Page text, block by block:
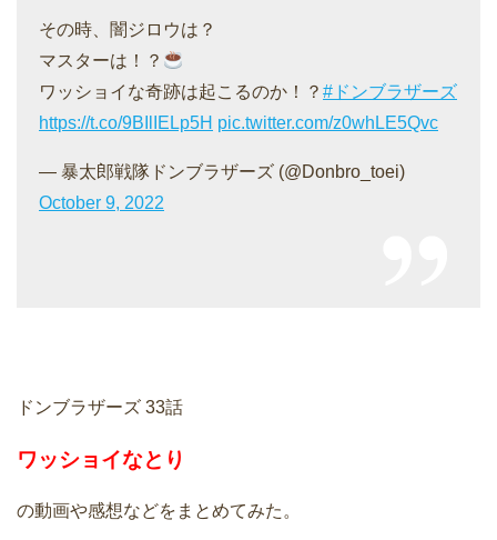
その時、闇ジロウは？
マスターは！？
ワッショイな奇跡は起こるのか！？ #ドンブラザーズ
https://t.co/9BIlIELp5H pic.twitter.com/z0whLE5Qvc
— 暴太郎戦隊ドンブラザーズ (@Donbro_toei)
October 9, 2022
ドンブラザーズ 33話
ワッショイなとり
の動画や感想などをまとめてみた。